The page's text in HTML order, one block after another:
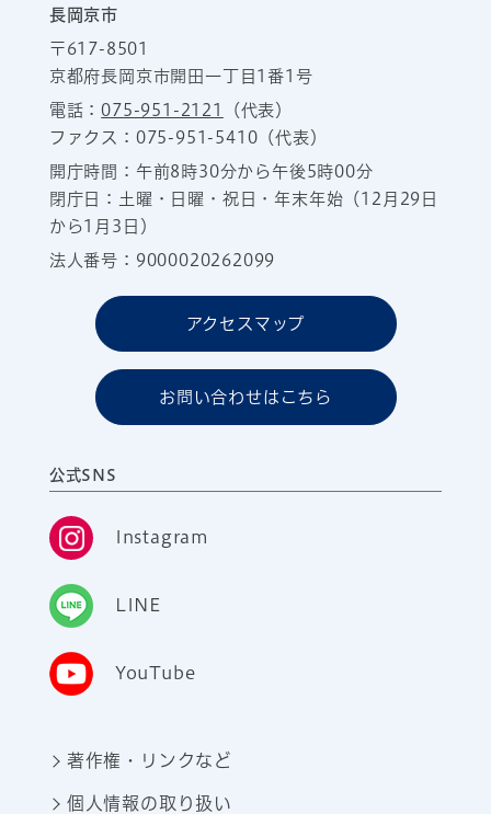
長岡京市
〒617-8501
京都府長岡京市開田一丁目1番1号
電話：075-951-2121
（代表）
ファクス：075-951-5410（代表）
開庁時間：午前8時30分から午後5時00分
閉庁日：土曜・日曜・祝日・年末年始（12月29日
から1月3日）
法人番号：9000020262099
アクセスマップ
お問い合わせはこちら
公式SNS
Instagram
LINE
YouTube
著作権・リンクなど
個人情報の取り扱い